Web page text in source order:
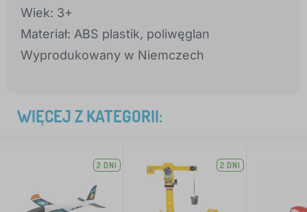
Wiek: 3+
Materiał: ABS plastik, poliwęglan
Wyprodukowany w Niemczech
WIĘCEJ Z KATEGORII:
2 DNI 2 DNI